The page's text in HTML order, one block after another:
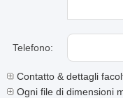
Telefono:
Contatto & dettagli
Ogni file di dimensioni